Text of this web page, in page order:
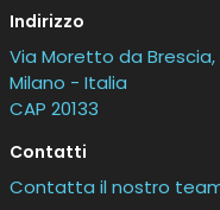
Indirizzo
Via Moretto da Brescia,
Milano - Italia
CAP 20133
Contatti
Contatta il nostro